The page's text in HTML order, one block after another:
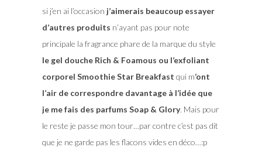
si j’en ai l’occasion j’aimerais beaucoup essayer
d’autres produits n’ayant pas pour note
principale la fragrance phare de la marque du style
le gel douche Rich & Foamous ou l’exfoliant
corporel Smoothie Star Breakfast qui m‘ont
l’air de correspondre davantage à l’idée que
je me fais des parfums Soap & Glory. Mais pour
le reste je passe mon tour…par contre c’est pas dit
que je ne garde pas les flacons vides en déco…:p